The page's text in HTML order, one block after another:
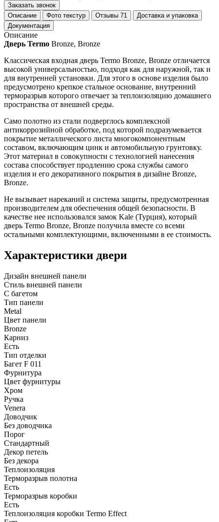
Заказать звонок
Описание
Фото текстур Отзывы 71
Доставка и упаковка
Документация
Описание
Дверь Termo Bronze, Bronze
Классическая входная дверь Termo Bronze, Bronze отличается
высокой универсальностью, подходя как для наружной, так и
для внутренней установки. Для этого в основе изделия было
предусмотрено крепкое стальное основание, внутренний
терморазрыв которого отвечает за теплоизоляцию домашнего
пространства от внешней среды.
Само полотно из стали подверглось комплексной
антикоррозийной обработке, под которой подразумевается
покрытие металлического листа многокомпонентным
составом, включающим цинк и автомобильную грунтовку.
Этот материал в совокупности с технологией нанесения
состава способствует продлению срока службы самого
изделия и его декоративного покрытия в дизайне Bronze,
Bronze.
Не вызывает нареканий и система защиты, предусмотренная
производителем для обеспечения общей безопасности. В
качестве нее использовался замок Kale (Турция), который
дверь Termo Bronze, Bronze получила вместе со всеми
остальными комплектующими, включенными в ее стоимость.
Характеристики двери
Дизайн внешней панели
Стиль внешней панели
С багетом
Тип панели
Metal
Цвет панели
Bronze
Карниз
Есть
Тип отделки
Багет F 011
Фурнитура
Цвет фурнитуры
Хром
Ручка
Venera
Доводчик
Без доводчика
Порог
Стандартный
Декор петель
Без декора
Теплоизоляция
Терморазрыв полотна
Есть
Терморазрыв коробки
Есть
Теплоизоляция коробки Termo Effect